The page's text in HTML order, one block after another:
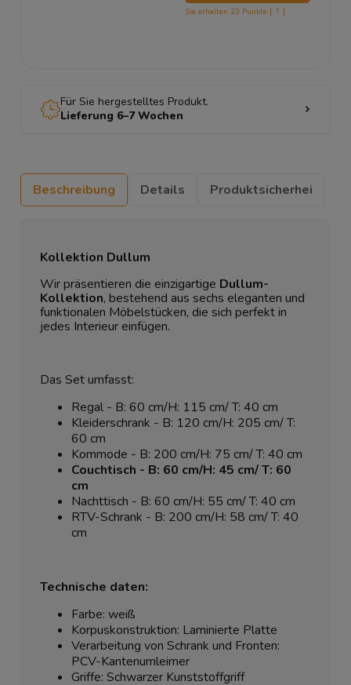
Sie erhalten 23 Punkte [ ? ]
Für Sie hergestelltes Produkt.
Lieferung 6–7 Wochen
Beschreibung Details Produktsicherhei
Kollektion Dullum
Wir präsentieren die einzigartige Dullum-
Kollektion, bestehend aus sechs eleganten und
funktionalen Möbelstücken, die sich perfekt in
jedes Interieur einfügen.
Das Set umfasst:
Regal - B: 60 cm/H: 115 cm/ T: 40 cm
Kleiderschrank - B: 120 cm/H: 205 cm/ T:
60 cm
Kommode - B: 200 cm/H: 75 cm/ T: 40 cm
Couchtisch - B: 60 cm/H: 45 cm/ T: 60
cm
Nachttisch - B: 60 cm/H: 55 cm/ T: 40 cm
RTV-Schrank - B: 200 cm/H: 58 cm/ T: 40
cm
Technische daten:
Farbe: weiß
Korpuskonstruktion: Laminierte Platte
Verarbeitung von Schrank und Fronten:
PCV-Kantenumleimer
Griffe: Schwarzer Kunststoffgriff